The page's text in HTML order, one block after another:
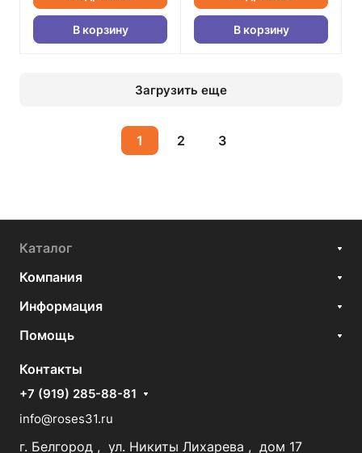
В корзину В корзину
Загрузить еще
1 2 3
Каталог
Компания
Информация
Помощь
Контакты
+7 (919) 285-88-81
info@roses31.ru
г. Белгород , ул. Никиты Лихарева , дом 17